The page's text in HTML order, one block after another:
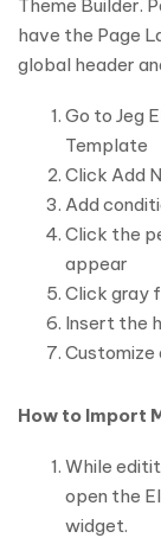
Theme Builder.
have the Page
global header
Go to Jeg
Template
Click Add
Add
Click the
appear
Click gray
Insert the
Customize
How to Import
While
open the
widget.